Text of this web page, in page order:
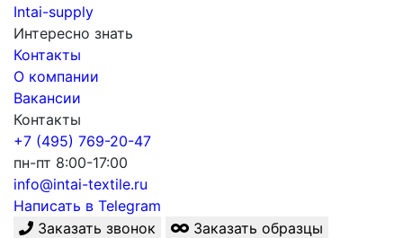
Intai-supply
Интересно знать
Контакты
О компании
Вакансии
Контакты
+7 (495) 769-20-47
пн-пт 8:00-17:00
info@intai-textile.ru
Написать в Telegram
Заказать звонок
Заказать образцы